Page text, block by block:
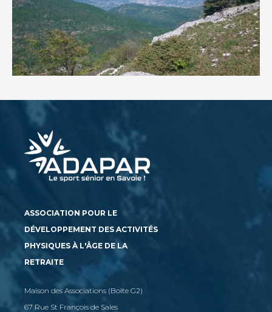
ASSOCIATION POUR LE
DÉVELOPPEMENT DES ACTIVITÉS
PHYSIQUES À L'ÂGE DE LA
RETRAITE
Maison des Associations (Boite G2)
67 Rue St François de Sales